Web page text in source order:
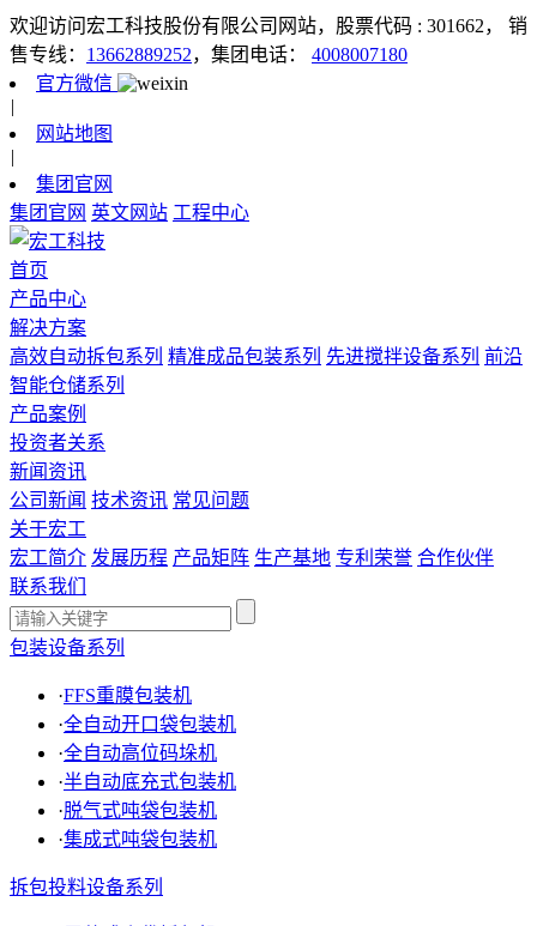
欢迎访问宏工科技股份有限公司网站，股票代码 : 301662，
销
售专线： 13662889252，集团电话： 4008007180
官方微信
|
网站地图
|
集团官网
集团官网 英文网站 工程中心
首页
产品中心
解决方案
高效自动拆包系列 精准成品包装系列 先进搅拌设备系列 前沿
智能仓储系列
产品案例
投资者关系
新闻资讯
公司新闻 技术资讯 常见问题
关于宏工
宏工简介 发展历程 产品矩阵 生产基地 专利荣誉 合作伙伴
联系我们
包装设备系列
·FFS重膜包装机
·全自动开口袋包装机
·全自动高位码垛机
·半自动底充式包装机
·脱气式吨袋包装机
·集成式吨袋包装机
拆包投料设备系列